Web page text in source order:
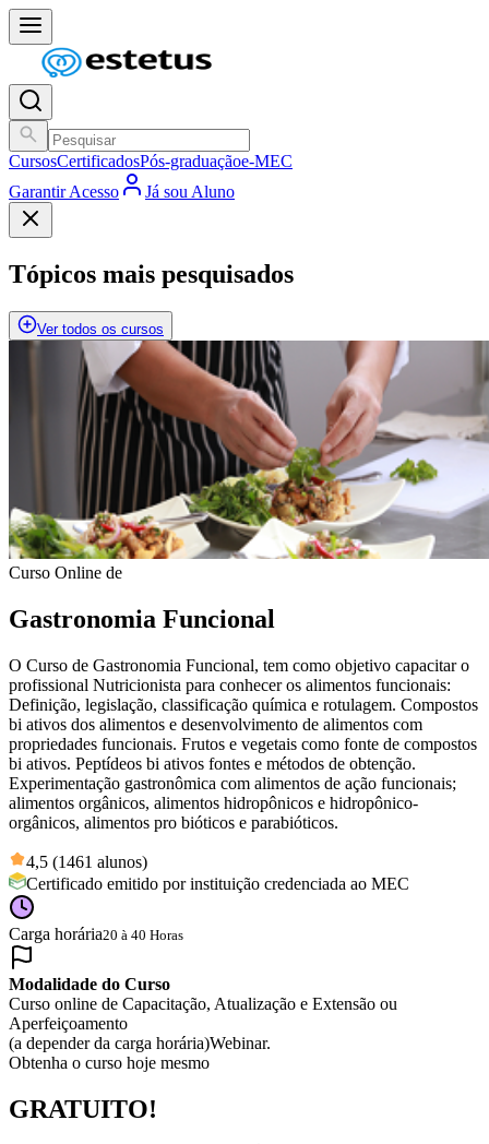
CursosCertificadosPós-graduaçãoe-MEC
Garantir Acesso
Já sou Aluno
Tópicos mais pesquisados
Ver todos os cursos
Curso Online de
Gastronomia Funcional
O Curso de Gastronomia Funcional, tem como objetivo capacitar o
profissional Nutricionista para conhecer os alimentos funcionais:
Definição, legislação, classificação química e rotulagem. Compostos
bi ativos dos alimentos e desenvolvimento de alimentos com
propriedades funcionais. Frutos e vegetais como fonte de compostos
bi ativos. Peptídeos bi ativos fontes e métodos de obtenção.
Experimentação gastronômica com alimentos de ação funcionais;
alimentos orgânicos, alimentos hidropônicos e hidropônico-
orgânicos, alimentos pro bióticos e parabióticos.
4,5 (1461 alunos)
Certificado emitido por instituição credenciada ao MEC
Carga horária20 à 40 Horas
Modalidade do Curso
Curso online de Capacitação, Atualização e Extensão ou
Aperfeiçoamento
(a depender da carga horária)Webinar.
Obtenha o curso hoje mesmo
GRATUITO!